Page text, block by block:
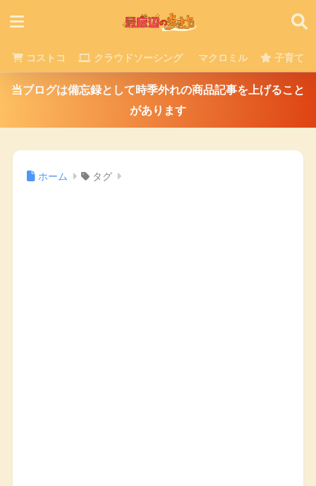
コストコ クラウドソーシング マクロミル 子育て
当ブログは備忘録として時季外れの商品記事を上げること
があります
ホーム タグ